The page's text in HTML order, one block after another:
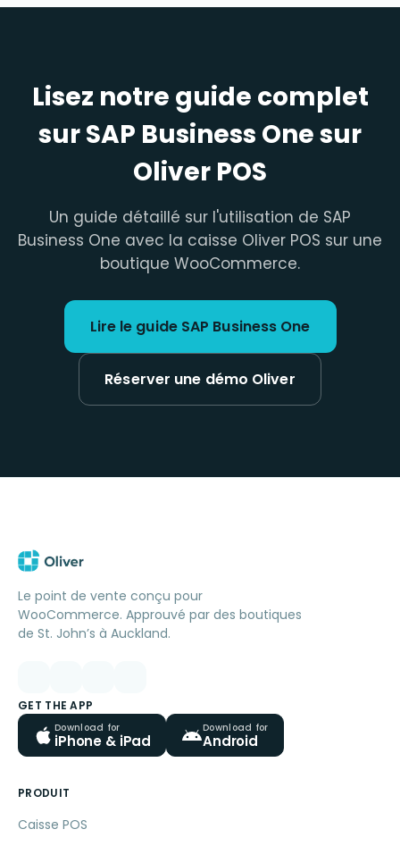
Lisez notre guide complet
sur SAP Business One sur
Oliver POS
Un guide détaillé sur l'utilisation de SAP
Business One avec la caisse Oliver POS sur une
boutique WooCommerce.
Lire le guide SAP Business One
Réserver une démo Oliver
Le point de vente conçu pour
WooCommerce. Approuvé par des boutiques
de St. John’s à Auckland.
GET THE APP
Download for
iPhone & iPad
Download for
Android
PRODUIT
Caisse POS